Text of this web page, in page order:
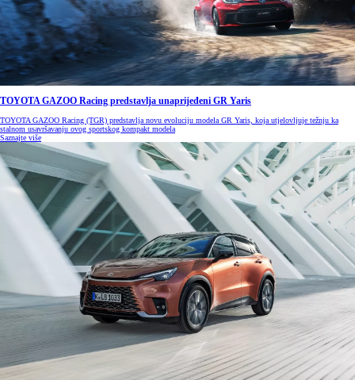
TOYOTA GAZOO Racing predstavlja unaprijeđeni GR Yaris
TOYOTA GAZOO Racing (TGR) predstavlja novu evoluciju modela GR Yaris, koja utjelovljuje težnju ka
stalnom usavršavanju ovog sportskog kompakt modela
Saznajte više